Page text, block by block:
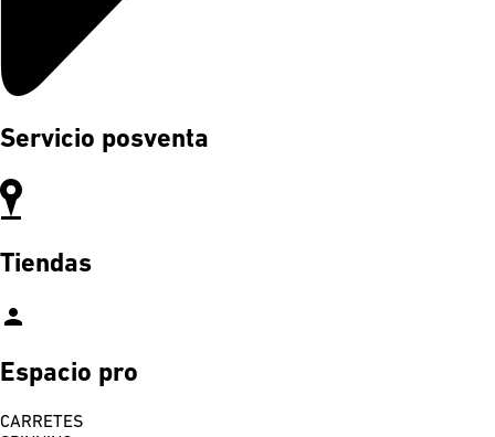
Servicio posventa
Tiendas
person
Espacio pro
CARRETES